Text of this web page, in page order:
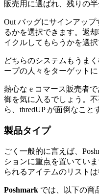
販売用に選ばれ、残りの
Out バッグにサインアッ
るかを選択できます。返
イクルしてもらうかを選択
どちらのシステムもうま
ープの人々をターゲットに
熱心な e コマース販売者で
御を気に入るでしょう。
ら、thredUP が面倒なこと
製品タイプ
ごく一般的に言えば、
ションに重点を置いてい
られるアイテムのリストは
Poshmark では、以下の商